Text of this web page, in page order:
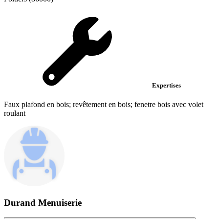
Expertises
Faux plafond en bois; revêtement en bois; fenetre bois avec volet
roulant
Durand Menuiserie